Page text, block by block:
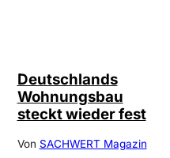
Deutschlands
Wohnungsbau
steckt wieder fest
Von SACHWERT Magazin